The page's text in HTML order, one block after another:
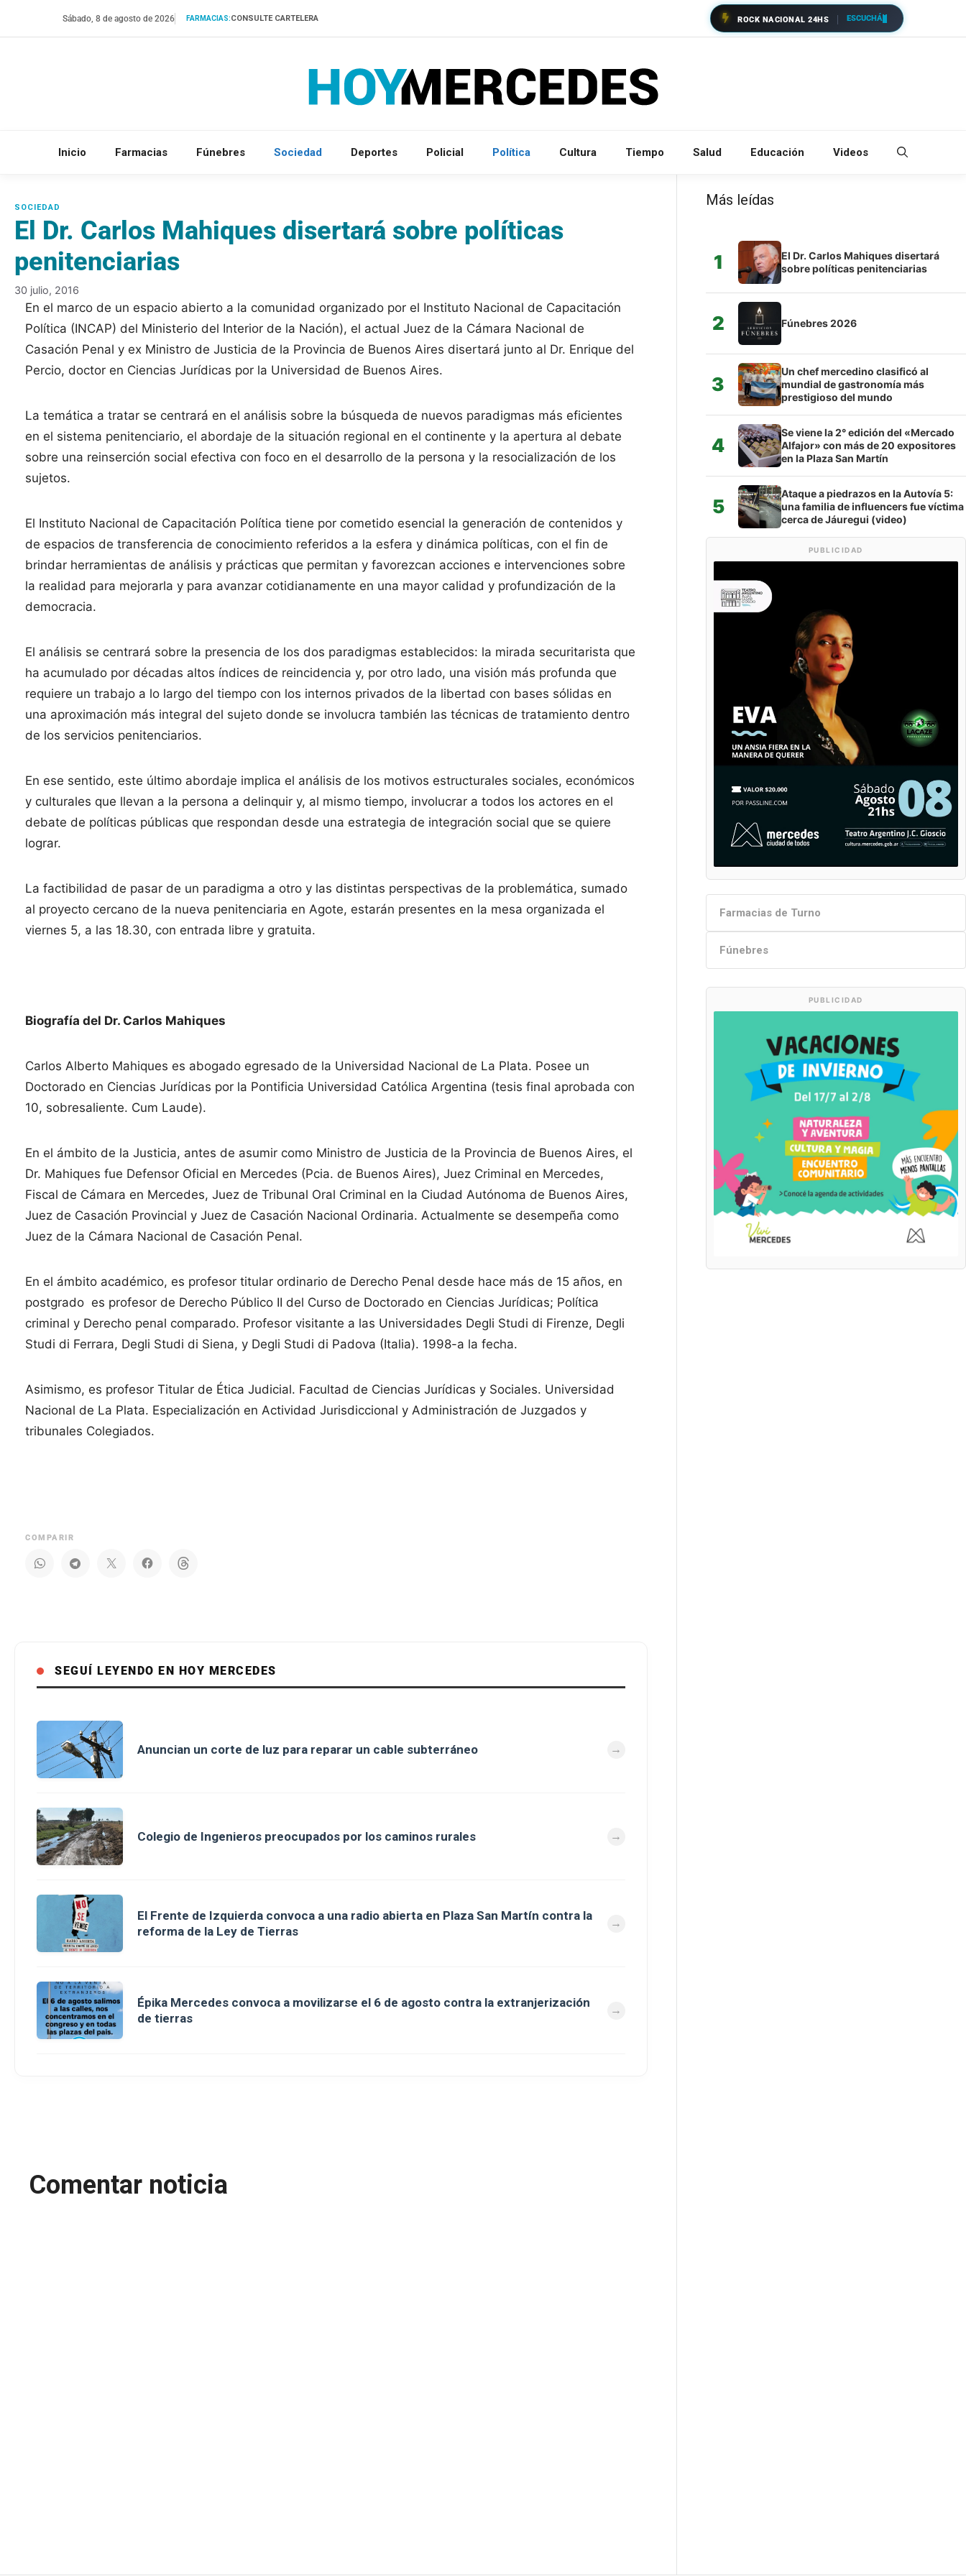
Sábado, 8 de agosto de 2026 FARMACIAS:CONSULTE CARTELERA ROCK NACIONAL 24HS ESCUCHÁ
Inicio Farmacias Fúnebres Sociedad Deportes Policial Política Cultura Tiempo Salud Educación Videos
El Dr. Carlos Mahiques disertará sobre políticas
penitenciarias
30 julio, 2016
En el marco de un espacio abierto a la comunidad organizado por el Instituto Nacional de Capacitación
Política (INCAP) del Ministerio del Interior de la Nación), el actual Juez de la Cámara Nacional de
Casación Penal y ex Ministro de Justicia de la Provincia de Buenos Aires disertará junto al Dr. Enrique del
Percio, doctor en Ciencias Jurídicas por la Universidad de Buenos Aires.
La temática a tratar se centrará en el análisis sobre la búsqueda de nuevos paradigmas más eficientes
en el sistema penitenciario, el abordaje de la situación regional en el continente y la apertura al debate
sobre una reinserción social efectiva con foco en el desarrollo de la persona y la resocialización de los
sujetos.
El Instituto Nacional de Capacitación Política tiene por cometido esencial la generación de contenidos y
de espacios de transferencia de conocimiento referidos a la esfera y dinámica políticas, con el fin de
brindar herramientas de análisis y prácticas que permitan y favorezcan acciones e intervenciones sobre
la realidad para mejorarla y para avanzar cotidianamente en una mayor calidad y profundización de la
democracia.
El análisis se centrará sobre la presencia de los dos paradigmas establecidos: la mirada securitarista que
ha acumulado por décadas altos índices de reincidencia y, por otro lado, una visión más profunda que
requiere un trabajo a lo largo del tiempo con los internos privados de la libertad con bases sólidas en
una aproximación más integral del sujeto donde se involucra también las técnicas de tratamiento dentro
de los servicios penitenciarios.
En ese sentido, este último abordaje implica el análisis de los motivos estructurales sociales, económicos
y culturales que llevan a la persona a delinquir y, al mismo tiempo, involucrar a todos los actores en el
debate de políticas públicas que respondan desde una estrategia de integración social que se quiere
lograr.
La factibilidad de pasar de un paradigma a otro y las distintas perspectivas de la problemática, sumado
al proyecto cercano de la nueva penitenciaria en Agote, estarán presentes en la mesa organizada el
viernes 5, a las 18.30, con entrada libre y gratuita.
Biografía del Dr. Carlos Mahiques
Carlos Alberto Mahiques es abogado egresado de la Universidad Nacional de La Plata. Posee un
Doctorado en Ciencias Jurídicas por la Pontificia Universidad Católica Argentina (tesis final aprobada con
10, sobresaliente. Cum Laude).
En el ámbito de la Justicia, antes de asumir como Ministro de Justicia de la Provincia de Buenos Aires, el
Dr. Mahiques fue Defensor Oficial en Mercedes (Pcia. de Buenos Aires), Juez Criminal en Mercedes,
Fiscal de Cámara en Mercedes, Juez de Tribunal Oral Criminal en la Ciudad Autónoma de Buenos Aires,
Juez de Casación Provincial y Juez de Casación Nacional Ordinaria. Actualmente se desempeña como
Juez de la Cámara Nacional de Casación Penal.
En el ámbito académico, es profesor titular ordinario de Derecho Penal desde hace más de 15 años, en
postgrado es profesor de Derecho Público II del Curso de Doctorado en Ciencias Jurídicas; Política
criminal y Derecho penal comparado. Profesor visitante a las Universidades Degli Studi di Firenze, Degli
Studi di Ferrara, Degli Studi di Siena, y Degli Studi di Padova (Italia). 1998-a la fecha.
Asimismo, es profesor Titular de Ética Judicial. Facultad de Ciencias Jurídicas y Sociales. Universidad
Nacional de La Plata. Especialización en Actividad Jurisdiccional y Administración de Juzgados y
tribunales Colegiados.
COMPARIR
SEGUÍ LEYENDO EN HOY MERCEDES
Anuncian un corte de luz para reparar un cable subterráneo
Colegio de Ingenieros preocupados por los caminos rurales
El Frente de Izquierda convoca a una radio abierta en Plaza San Martín contra la
reforma de la Ley de Tierras
Épika Mercedes convoca a movilizarse el 6 de agosto contra la extranjerización
de tierras
Comentar noticia
Más leídas
1
El Dr. Carlos Mahiques disertará
sobre políticas penitenciarias
2 Fúnebres 2026
3
Un chef mercedino clasificó al
mundial de gastronomía más
prestigioso del mundo
4
Se viene la 2° edición del «Mercado
Alfajor» con más de 20 expositores
en la Plaza San Martín
5
Ataque a piedrazos en la Autovía 5:
una familia de influencers fue víctima
cerca de Jáuregui (video)
PUBLICIDAD
Farmacias de Turno
Fúnebres
PUBLICIDAD